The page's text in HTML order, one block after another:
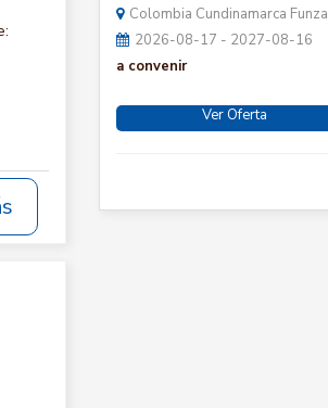
Colombia Cundinamarca Funza
2026-08-17 - 2027-08-16
a convenir
Ver Oferta